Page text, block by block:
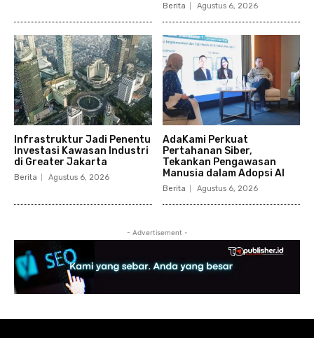
Berita Agustus 6, 2026
Infrastruktur Jadi Penentu
Investasi Kawasan Industri
di Greater Jakarta
Berita Agustus 6, 2026
AdaKami Perkuat
Pertahanan Siber,
Tekankan Pengawasan
Manusia dalam Adopsi AI
Berita Agustus 6, 2026
- Advertisement -